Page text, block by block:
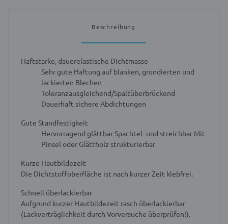
Beschreibung
Haftstarke, dauerelastische Dichtmasse
Sehr gute Haftung auf blanken, grundierten und
lackierten Blechen
Toleranzausgleichend/Spaltüberbrückend
Dauerhaft sichere Abdichtungen
Gute Standfestigkeit
Hervorragend glättbar Spachtel- und streichbar Mit
Pinsel oder Glättholz strukturierbar
Kurze Hautbildezeit
Die Dichtstoffoberfläche ist nach kurzer Zeit klebfrei.
Schnell überlackierbar
Aufgrund kurzer Hautbildezeit rasch überlackierbar
(Lackverträglichkeit durch Vorversuche überprüfen!).